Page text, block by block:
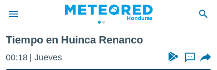
de
Tiempo en Huinca Renanco
00:18 Jueves ...